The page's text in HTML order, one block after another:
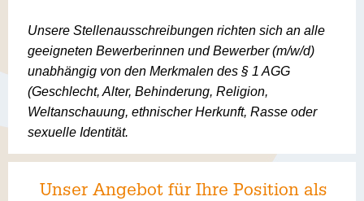
Unsere Stellenausschreibungen richten sich an alle
geeigneten Bewerberinnen und Bewerber (m/w/d)
unabhängig von den Merkmalen des § 1 AGG
(Geschlecht, Alter, Behinderung, Religion,
Weltanschauung, ethnischer Herkunft, Rasse oder
sexuelle Identität.
Unser Angebot für Ihre Position als